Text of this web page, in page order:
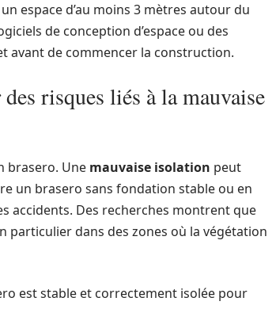
espace d’au moins 3 mètres autour du
de conception d’espace ou des
avant de commencer la construction.
risques liés à la mauvaise
brasero. Une mauvaise isolation peut
un brasero sans fondation stable ou en
accidents. Des recherches montrent que
particulier dans des zones où la végétation
est stable et correctement isolée pour